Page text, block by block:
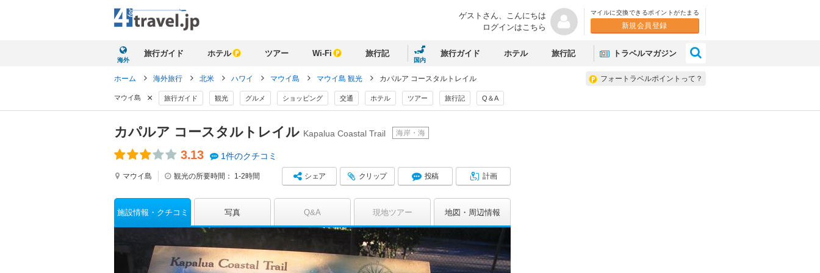
ゲストさん、 こんにちは
ログインはこちら
マイルに交換できるポイントがたまる
新規会員登録
海外
旅行ガイド ホテル ツアー Wi-Fi 旅行記
国内
旅行ガイド ホテル 旅行記 トラベルマガジン
フォートラベルポイントって？
ホーム 海外旅行 北米 ハワイ マウイ島 マウイ島 観光 カパルア コースタルトレイル
マウイ島 × 旅行ガイド 観光 グルメ ショッピング 交通 ホテル ツアー 旅行記 Q＆A
カパルア コースタルトレイル Kapalua Coastal Trail 海岸・海
3.13 1件のクチコミ
マウイ島 観光の所要時間： 1-2時間 シェア クリップ 投稿 計画
施設情報 クチコミ 写真 Q&A 現地ツアー 地図 周辺情報